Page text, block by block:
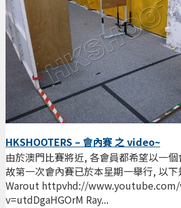
HKSHOOTERS – 會內賽 之 video~
由於澳門比賽將近, 各會員都希望以一
故第一次會內賽已於本星期一舉行, 以
Warout httpvhd://www.youtube.com/
v=utdDgaHGOrM Ray...